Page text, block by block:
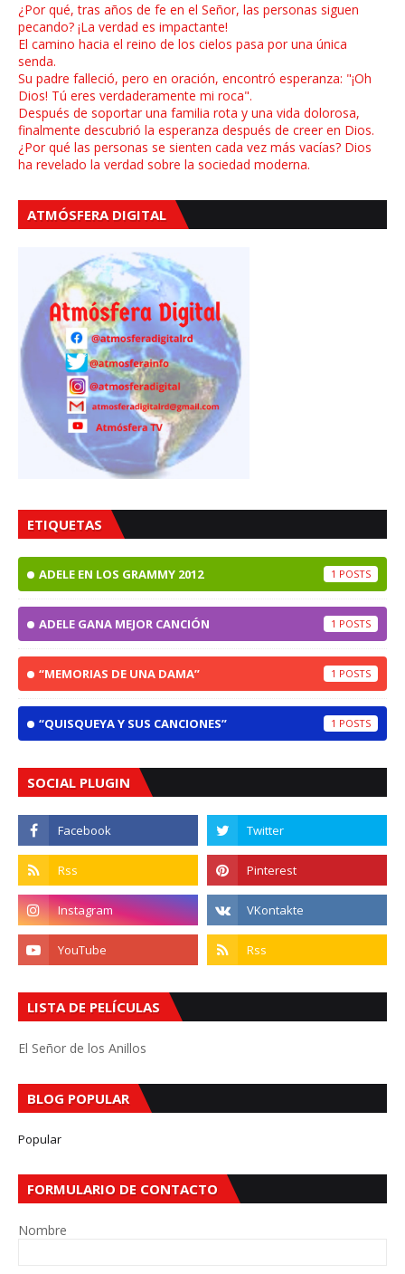
¿Por qué, tras años de fe en el Señor, las personas siguen
pecando? ¡La verdad es impactante!
El camino hacia el reino de los cielos pasa por una única
senda.
Su padre falleció, pero en oración, encontró esperanza: "¡Oh
Dios! Tú eres verdaderamente mi roca".
Después de soportar una familia rota y una vida dolorosa,
finalmente descubrió la esperanza después de creer en Dios.
¿Por qué las personas se sienten cada vez más vacías? Dios
ha revelado la verdad sobre la sociedad moderna.
ATMÓSFERA DIGITAL
ETIQUETAS
ADELE EN LOS GRAMMY 2012 1
ADELE GANA MEJOR CANCIÓN 1
“MEMORIAS DE UNA DAMA” 1
“QUISQUEYA Y SUS CANCIONES” 1
SOCIAL PLUGIN
LISTA DE PELÍCULAS
El Señor de los Anillos
BLOG POPULAR
Popular
FORMULARIO DE CONTACTO
Nombre